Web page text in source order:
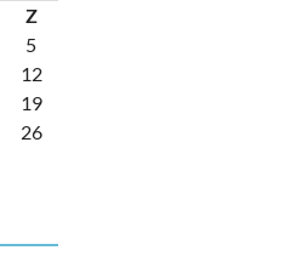
Z
5
12
19
26